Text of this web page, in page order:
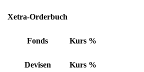
Xetra-Orderbuch
Fonds Kurs %
Devisen Kurs %